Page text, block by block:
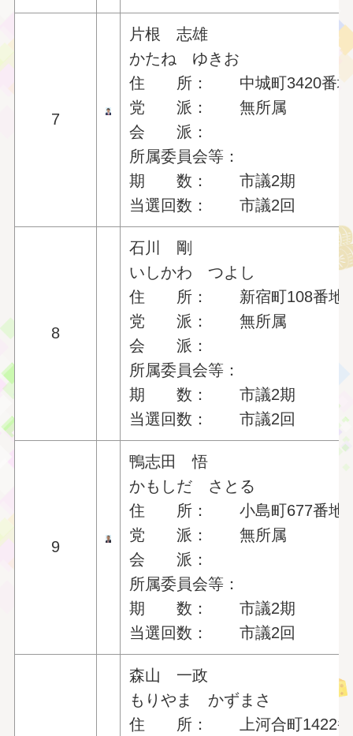
7
片根 志雄
かたね ゆきお
住 所： 中城町3420番地
党 派： 無所属
会 派：
所属委員会等：
期 数： 市議2期
当選回数： 市議2回
8
石川 剛
いしかわ つよし
住 所： 新宿町108番地
党 派： 無所属
会 派：
所属委員会等：
期 数： 市議2期
当選回数： 市議2回
9
鴨志田 悟
かもしだ さとる
住 所： 小島町677番地
党 派： 無所属
会 派：
所属委員会等：
期 数： 市議2期
当選回数： 市議2回
森山 一政
もりやま かずまさ
住 所： 上河合町1422番